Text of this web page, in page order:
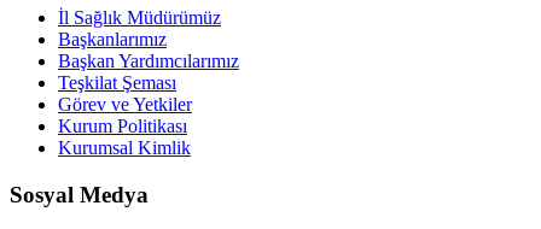
İl Sağlık Müdürümüz
Başkanlarımız
Başkan Yardımcılarımız
Teşkilat Şeması
Görev ve Yetkiler
Kurum Politikası
Kurumsal Kimlik
Sosyal Medya